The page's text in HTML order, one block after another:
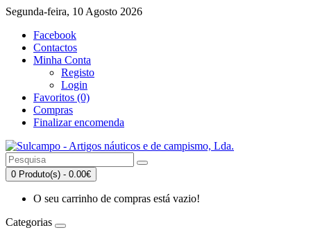
Segunda-feira, 10 Agosto 2026
Facebook
Contactos
Minha Conta
Registo
Login
Favoritos (0)
Compras
Finalizar encomenda
0 Produto(s) - 0.00€
O seu carrinho de compras está vazio!
Categorias